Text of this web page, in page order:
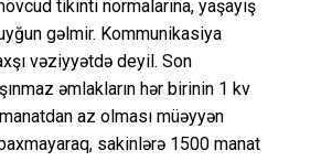
tikinti normalarına, yaşayış
gəlmir. Kommunikasiya
vəziyyətdə deyil. Son
əmlakların hər birinin 1 kv
az olması müəyyən
sakinlərə 1500 manat